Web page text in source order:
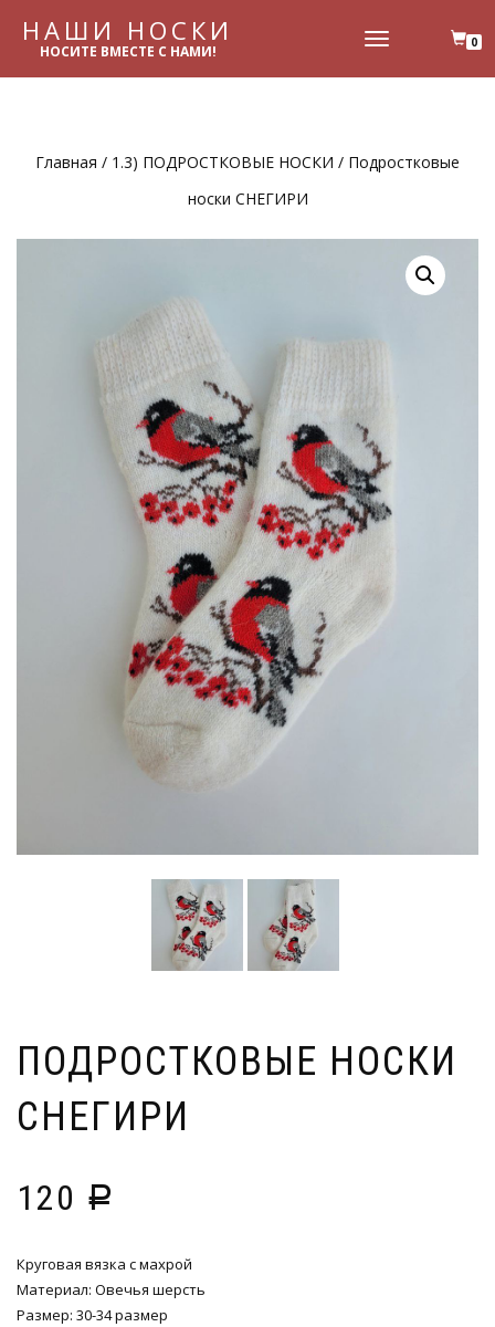
НАШИ НОСКИ
НОСИТЕ ВМЕСТЕ С НАМИ!
ПЕРЕКЛЮЧИТЬ
0
Главная / 1.3) ПОДРОСТКОВЫЕ НОСКИ / Подростковые
носки СНЕГИРИ
ПОДРОСТКОВЫЕ НОСКИ
СНЕГИРИ
120 Р
Круговая вязка с махрой
Материал: Овечья шерсть
Размер: 30-34 размер